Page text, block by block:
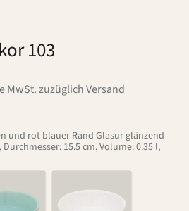
103
MwSt. zuzüglich Versand
und rot blauer Rand Glasur glänzend
Durchmesser: 15.5 cm, Volume: 0.35 l,